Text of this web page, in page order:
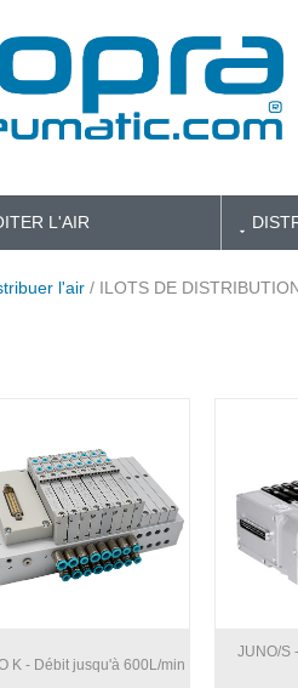
L'AIR
l'air / ILOTS DE
K - Débit jusqu'à 600L/min
JUNO/S